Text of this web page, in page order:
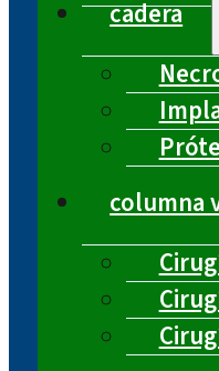
cadera
columna